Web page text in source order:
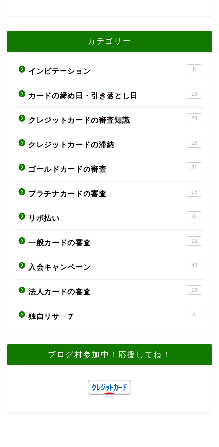
カテゴリー
インビテーション 8
カードの締め日・引き落とし日 16
クレジットカードの審査知識 24
クレジットカードの滞納 18
ゴールドカードの審査 31
プラチナカードの審査 15
リボ払い 6
一般カードの審査 72
入会キャンペーン 48
法人カードの審査 18
独自リサーチ 1
ブログ村参加中！応援してね！